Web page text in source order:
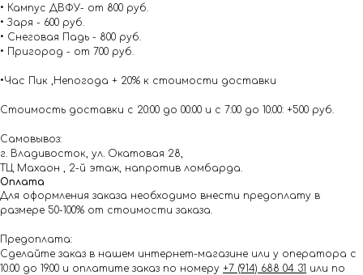
• Кампус ДВФУ- от 800 руб.
• Заря - 600 руб.
• Снеговая Падь - 800 руб.
• Пригород - от 700 руб.
•Час Пик ,Непогода + 20% к стоимости доставки
Стоимость доставки с 20:00 до 00:00 и с 7:00 до 10:00: +500 руб.
Самовывоз:
г. Владивосток, ул. Окатовая 28,
ТЦ Махаон , 2-й этаж, напротив ломбарда.
Оплата
Для оформления заказа необходимо внести предоплату в
размере 50-100% от стоимости заказа.
Предоплата:
Сделайте заказ в нашем интернет-магазине или у оператора с
10.00 до 19.00 и оплатите заказ по номеру +7 (914) 688 04 31 или по